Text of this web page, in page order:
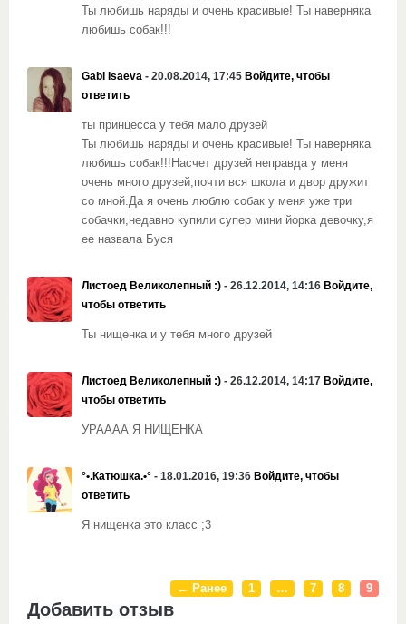
Ты любишь наряды и очень красивые! Ты наверняка
любишь собак!!!
Gabi Isaeva - 20.08.2014, 17:45 Войдите, чтобы
ответить
ты принцесса у тебя мало друзей
Ты любишь наряды и очень красивые! Ты наверняка
любишь собак!!!Насчет друзей неправда у меня
очень много друзей,почти вся школа и двор дружит
со мной.Да я очень люблю собак у меня уже три
собачки,недавно купили супер мини йорка девочку,я
ее назвала Буся
Листоед Великолепный :) - 26.12.2014, 14:16 Войдите,
чтобы ответить
Ты нищенка и у тебя много друзей
Листоед Великолепный :) - 26.12.2014, 14:17 Войдите,
чтобы ответить
УРАААА Я НИЩЕНКА
°•.Катюшка.•° - 18.01.2016, 19:36 Войдите, чтобы
ответить
Я нищенка это класс ;3
← Ранее 1 … 7 8 9
Добавить отзыв